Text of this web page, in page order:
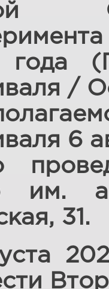
года
/
6
им.
31.